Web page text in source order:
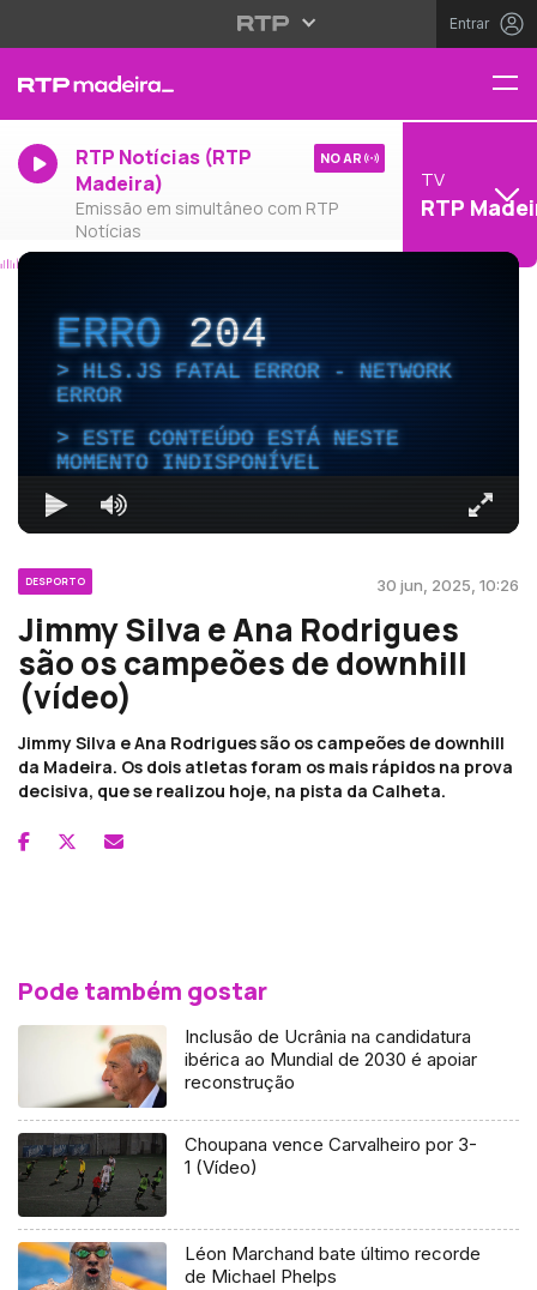
Entrar
RTP Notícias (RTP
Madeira)
Emissão em simultâneo com RTP
Notícias
NO AR
TV
RTP
ERRO204
HLS.JS FATAL ERROR - NETWORK
ERROR
ESTE CONTEÚDO ESTÁ NESTE
MOMENTO INDISPONÍVEL
DESPORTO 30 jun, 2025, 10:26
Jimmy Silva e Ana Rodrigues
são os campeões de downhill
(vídeo)
Jimmy Silva e Ana Rodrigues são os campeões de downhill
da Madeira. Os dois atletas foram os mais rápidos na prova
decisiva, que se realizou hoje, na pista da Calheta.
Pode também gostar
Inclusão de Ucrânia na candidatura
ibérica ao Mundial de 2030 é apoiar
reconstrução
Choupana vence Carvalheiro por 3-
1 (Vídeo)
Léon Marchand bate último recorde
de Michael Phelps